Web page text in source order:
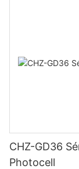
CHZ-GD36
Photocell